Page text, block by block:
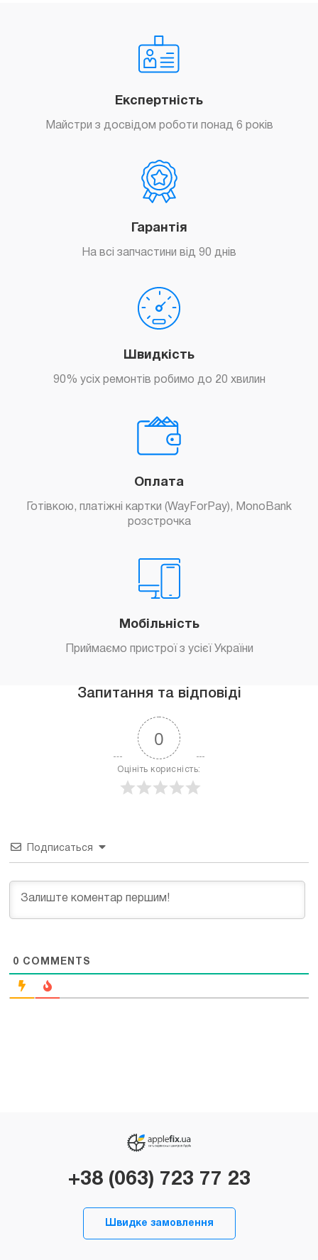
Експертність
Майстри з досвідом роботи понад 6 років
Гарантія
На всі запчастини від 90 днів
Швидкість
90% усіх ремонтів робимо до 20 хвилин
Оплата
Готівкою, платіжні картки (WayForPay), MonoBank
розстрочка
Мобільність
Приймаємо пристрої з усієї України
Запитання та відповіді
0
Оцініть корисність:
Подписаться
0 COMMENTS
+38 (063) 723 77 23
Швидке замовлення